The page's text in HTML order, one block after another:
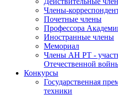
Члены-
Почетные члены
Профессора
Иностранные члены
Мемориал
Члены АН РТ -
Отечественной
Конкурсы
Государственная
техники